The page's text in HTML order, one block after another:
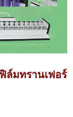
ล์มทรานเฟอร์